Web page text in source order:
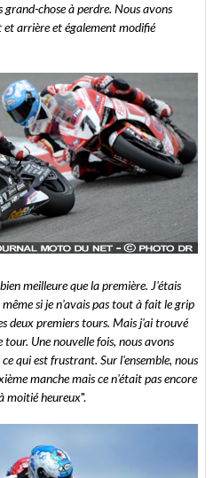
chose à perdre. Nous avons
et arrière et également modifié
meilleure que la première. J'étais
si je n'avais pas tout à fait le grip
deux premiers tours. Mais j'ai trouvé
Une nouvelle fois, nous avons
qui est frustrant. Sur l'ensemble, nous
manche mais ce n'était pas encore
moitié heureux".